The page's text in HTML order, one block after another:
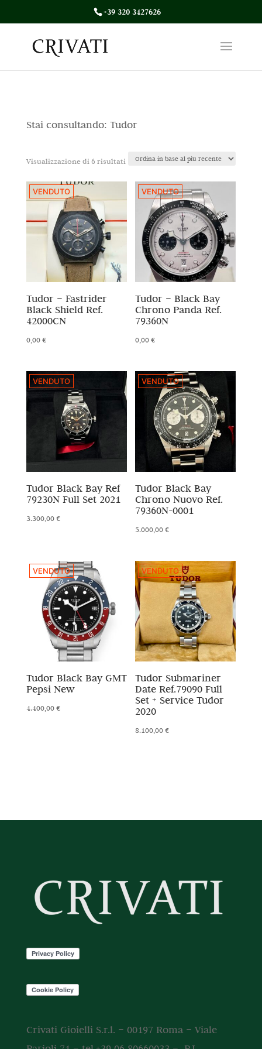
+39 320 3427626
Stai consultando: Tudor
Visualizzazione di 6 risultatiOrdina
base
recente
VENDUTO
Tudor – Fastrider
Black Shield Ref.
42000CN
0,00€
VENDUTO
Tudor – Black Bay
Chrono Panda Ref.
79360N
0,00€
VENDUTO
Tudor Black Bay Ref
79230N Full Set 2021
3.300,00€
VENDUTO
Tudor Black Bay
Chrono Nuovo Ref.
79360N-0001
5.000,00€
VENDUTO
Tudor Black Bay GMT
Pepsi New
4.400,00€
VENDUTO
Tudor Submariner
Date Ref.79090 Full
Set + Service Tudor
2020
8.100,00€
Crivati Gioielli S.r.l. – 00197 Roma – Viale